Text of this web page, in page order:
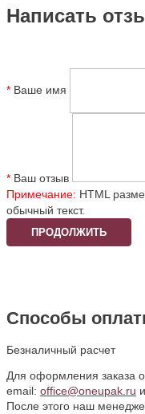
Написать
Ваше имя
Ваш отзыв
Примечание: HTML
обычный текст.
ПРОДОЛЖИТЬ
Способы
Безналичный расчет
Для оформления заказа
email: office@oneupak.ru
После этого наш